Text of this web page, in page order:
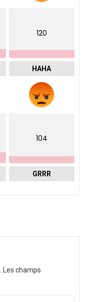
120
HAHA
104
GRRR
Les champs